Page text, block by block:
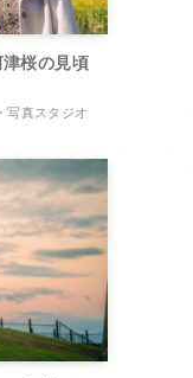
桜の見頃
写真スタジオ